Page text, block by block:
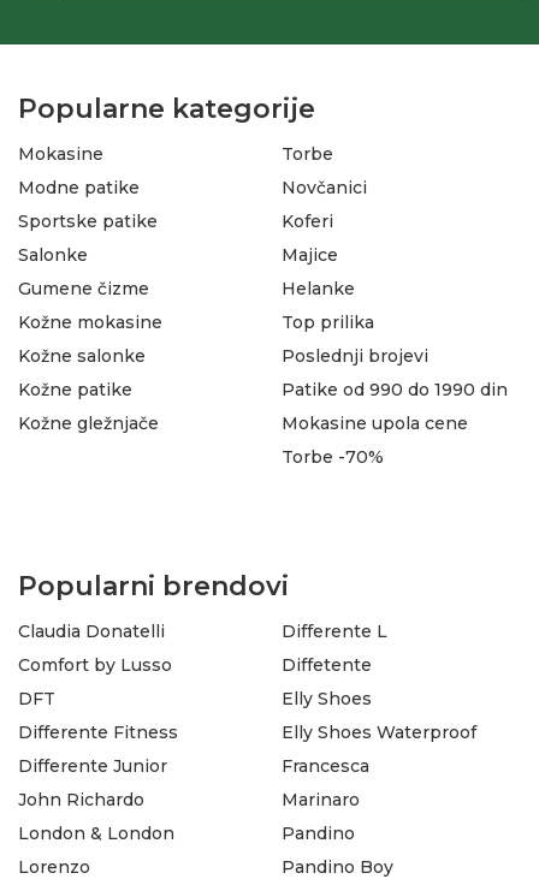
Popularne kategorije
Mokasine
Modne patike
Sportske patike
Salonke
Gumene čizme
Torbe
Novčanici
Koferi
Majice
Helanke
Kožne mokasine
Kožne salonke
Kožne patike
Kožne gležnjače
Top prilika
Poslednji brojevi
Patike od 990 do 1990 din
Mokasine upola cene
Torbe -70%
Popularni brendovi
Claudia Donatelli
Comfort by Lusso
DFT
Differente Fitness
Differente Junior
Differente L
Diffetente
Elly Shoes
Elly Shoes Waterproof
Francesca
John Richardo
London & London
Lorenzo
Marinaro
Pandino
Pandino Boy